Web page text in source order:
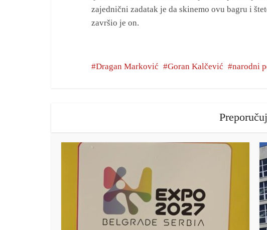
zajednični zadatak je da skinemo ovu bagru i
završio je on.
Dragan Marković Goran Kalčević narodni